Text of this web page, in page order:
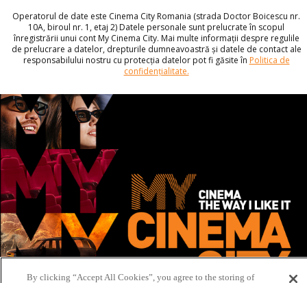
Operatorul de date este Cinema City Romania (strada Doctor Boicescu nr.
10A, biroul nr. 1, etaj 2) Datele personale sunt prelucrate în scopul
înregistrării unui cont My Cinema City. Mai multe informații despre regulile
de prelucrare a datelor, drepturile dumneavoastră și datele de contact ale
responsabilului nostru cu protecția datelor pot fi găsite în Politica de
confidențialitate.
By clicking “Accept All Cookies”, you agree to the storing of